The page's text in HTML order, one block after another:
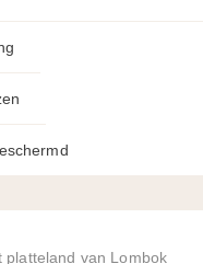
platteland van Lombok